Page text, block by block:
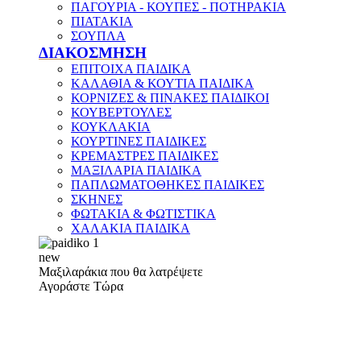
ΠΑΓΟΥΡΙΑ - ΚΟΥΠΕΣ - ΠΟΤΗΡΑΚΙΑ
ΠΙΑΤΑΚΙΑ
ΣΟΥΠΛΑ
ΔΙΑΚΟΣΜΗΣΗ
ΕΠΙΤΟΙΧΑ ΠΑΙΔΙΚΑ
ΚΑΛΑΘΙΑ & ΚΟΥΤΙΑ ΠΑΙΔΙΚΑ
ΚΟΡΝΙΖΕΣ & ΠΙΝΑΚΕΣ ΠΑΙΔΙΚΟΙ
ΚΟΥΒΕΡΤΟΥΛΕΣ
ΚΟΥΚΛΑΚΙΑ
ΚΟΥΡΤΙΝΕΣ ΠΑΙΔΙΚΕΣ
ΚΡΕΜΑΣΤΡΕΣ ΠΑΙΔΙΚΕΣ
ΜΑΞΙΛΑΡΙΑ ΠΑΙΔΙΚΑ
ΠΑΠΛΩΜΑΤΟΘΗΚΕΣ ΠΑΙΔΙΚΕΣ
ΣΚΗΝΕΣ
ΦΩΤΑΚΙΑ & ΦΩΤΙΣΤΙΚΑ
ΧΑΛΑΚΙΑ ΠΑΙΔΙΚΑ
new
Μαξιλαράκια που θα λατρέψετε
Αγοράστε Τώρα